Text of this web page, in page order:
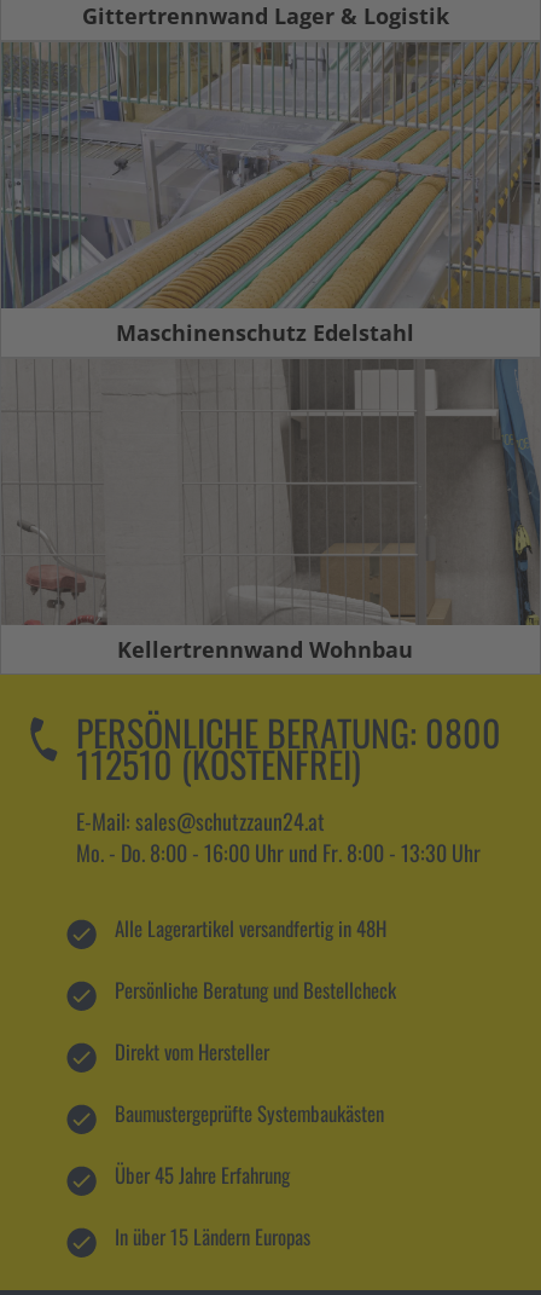
Gittertrennwand Lager & Logistik
Maschinenschutz Edelstahl
Kellertrennwand Wohnbau
PERSÖNLICHE BERATUNG: 0800
112510 (KOSTENFREI)
E-Mail: sales@schutzzaun24.at
Mo. - Do. 8:00 - 16:00 Uhr und Fr. 8:00 - 13:30 Uhr
Alle Lagerartikel versandfertig in 48H
Persönliche Beratung und Bestellcheck
Direkt vom Hersteller
Baumustergeprüfte Systembaukästen
Über 45 Jahre Erfahrung
In über 15 Ländern Europas